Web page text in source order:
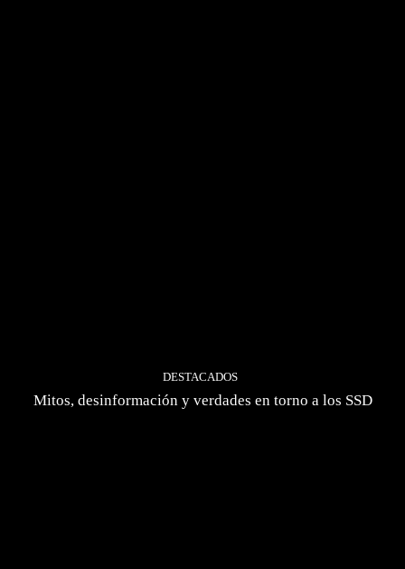
DESTACADOS
Mitos, desinformación y verdades en torno a los SSD